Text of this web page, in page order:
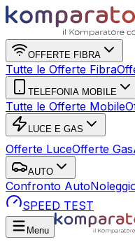
OFFERTE FIBRA
Tutte le Offerte Fibra
TELEFONIA MOBILE
Tutte le Offerte Mobile
LUCE E GAS
Offerte LuceOfferte Gas
AUTO
Confronto Auto
SPEED TEST
Menu